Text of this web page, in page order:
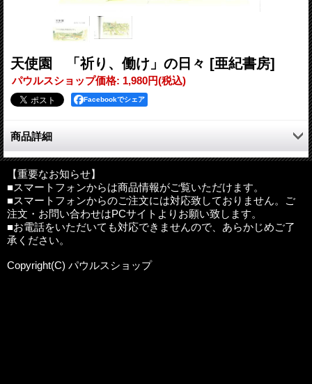
天使園 「祈り、働け」の日々 [亜紀書房]
パウルスショップ価格: 1,980円(税込)
Facebookでシェア
商品詳細
すずらん咲く丘、畑に響く鐘の音。修道女は仕事の手を止め、そ
して祈る。
――いまから50数年前、祈りと労働の修道生活を描いたスケッチ
集
このスケッチ集は、北海道の函館にあるトラピスチヌ修道院の生
活を描いた絵と文章を一冊にまとめたものです。トラピスチヌ修
道院はいまから120年近く前、1898年(明治31年)にフランスから
【重要なお知らせ】
■スマートフォンからは商品情報がご覧いただけます。
■スマートフォンからのご注文には対応致しておりません。ご
注文・お問い合わせはPCサイトよりお願い致します。
■お電話をいただいても対応できませんので、あらかじめご了
承ください。
Copyright(C) パウルスショップ